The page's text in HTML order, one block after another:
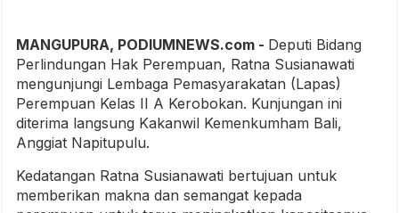
MANGUPURA, PODIUMNEWS.com - Deputi Bidang
Perlindungan Hak Perempuan, Ratna Susianawati
mengunjungi Lembaga Pemasyarakatan (Lapas)
Perempuan Kelas II A Kerobokan. Kunjungan ini
diterima langsung Kakanwil Kemenkumham Bali,
Anggiat Napitupulu.
Kedatangan Ratna Susianawati bertujuan untuk
memberikan makna dan semangat kepada